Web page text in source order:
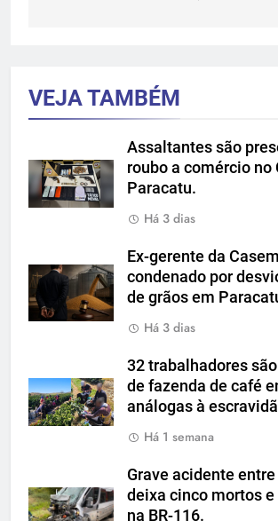
VEJA TAMBÉM
Assaltantes são
roubo a comércio no
Paracatu.
Há 3 dias
Ex-gerente da
condenado por
de grãos em
Há 3 dias
32 trabalhadores
de fazenda de café
análogas à
Há 1 semana
Grave acidente
deixa cinco mortos
na BR-116.